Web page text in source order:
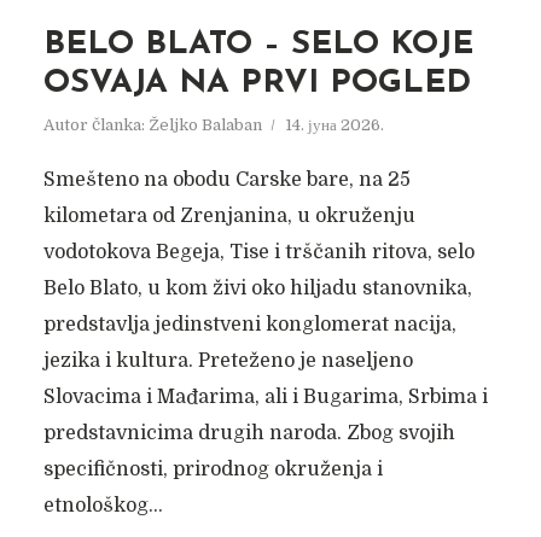
BELO BLATO – SELO KOJE
OSVAJA NA PRVI POGLED
Autor članka: Željko Balaban 14. јуна 2026.
Smešteno na obodu Carske bare, na 25
kilometara od Zrenjanina, u okruženju
vodotokova Begeja, Tise i trščanih ritova, selo
Belo Blato, u kom živi oko hiljadu stanovnika,
predstavlja jedinstveni konglomerat nacija,
jezika i kultura. Preteženo je naseljeno
Slovacima i Mađarima, ali i Bugarima, Srbima i
predstavnicima drugih naroda. Zbog svojih
specifičnosti, prirodnog okruženja i
etnološkog...